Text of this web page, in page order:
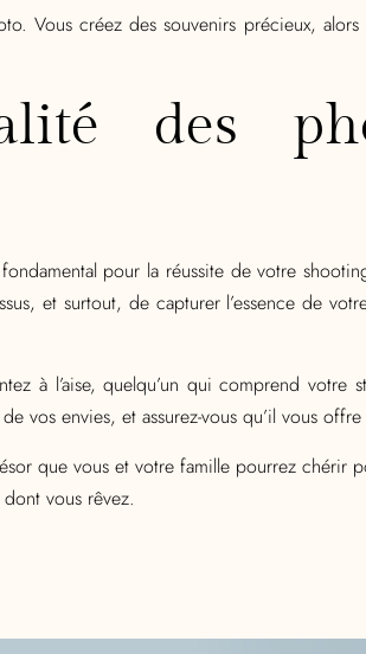
Vous créez des souvenirs précieux,
des
pour la réussite de votre
et surtout, de capturer l’essence de
à l’aise, quelqu’un qui comprend
vos envies, et assurez-vous qu’il vous
que vous et votre famille pourrez chérir
vous rêvez.